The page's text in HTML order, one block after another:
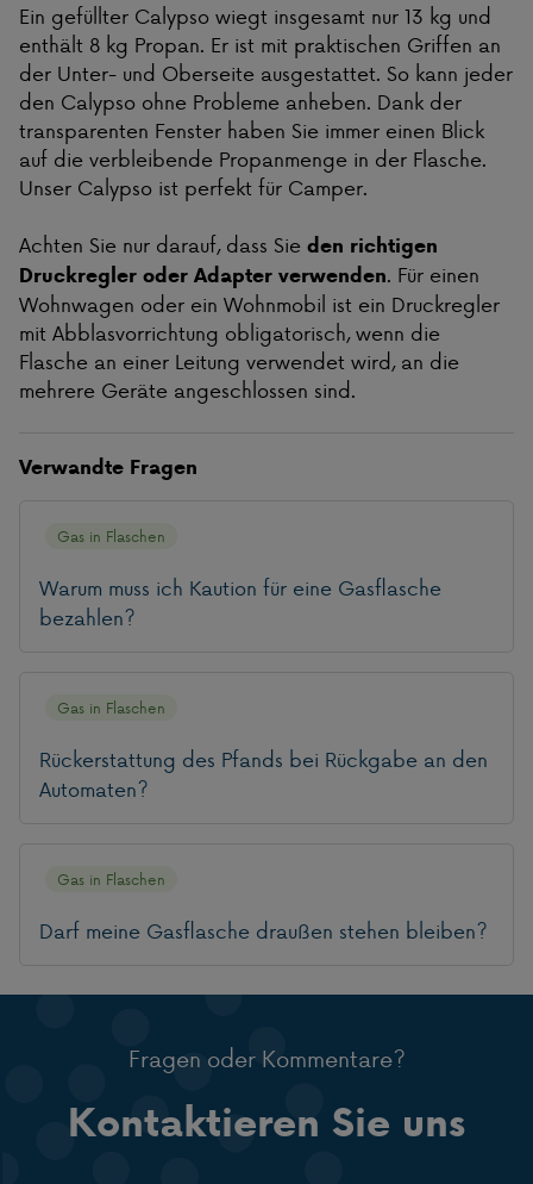
Ein gefüllter Calypso wiegt insgesamt nur 13 kg und
enthält 8 kg Propan. Er ist mit praktischen Griffen an
der Unter- und Oberseite ausgestattet. So kann jeder
den Calypso ohne Probleme anheben. Dank der
transparenten Fenster haben Sie immer einen Blick
auf die verbleibende Propanmenge in der Flasche.
Unser Calypso ist perfekt für Camper.
Achten Sie nur darauf, dass Sie den richtigen
Druckregler oder Adapter verwenden. Für einen
Wohnwagen oder ein Wohnmobil ist ein Druckregler
mit Abblasvorrichtung obligatorisch, wenn die
Flasche an einer Leitung verwendet wird, an die
mehrere Geräte angeschlossen sind.
Verwandte Fragen
Warum muss ich Kaution für eine Gasflasche
bezahlen?
Gas in Flaschen
Rückerstattung des Pfands bei Rückgabe an den
Automaten?
Gas in Flaschen
Darf meine Gasflasche draußen stehen bleiben?
Gas in Flaschen
Fragen oder Kommentare?
Kontaktieren Sie uns